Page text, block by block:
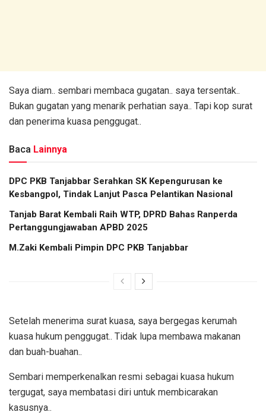
Saya diam.. sembari membaca gugatan.. saya tersentak..
Bukan gugatan yang menarik perhatian saya.. Tapi kop surat
dan penerima kuasa penggugat..
Baca Lainnya
DPC PKB Tanjabbar Serahkan SK Kepengurusan ke
Kesbangpol, Tindak Lanjut Pasca Pelantikan Nasional
Tanjab Barat Kembali Raih WTP, DPRD Bahas Ranperda
Pertanggungjawaban APBD 2025
M.Zaki Kembali Pimpin DPC PKB Tanjabbar
Setelah menerima surat kuasa, saya bergegas kerumah
kuasa hukum penggugat.. Tidak lupa membawa makanan
dan buah-buahan..
Sembari memperkenalkan resmi sebagai kuasa hukum
tergugat, saya membatasi diri untuk membicarakan
kasusnya..